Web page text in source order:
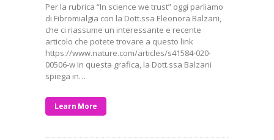
Per la rubrica “In science we trust” oggi parliamo
di Fibromialgia con la Dott.ssa Eleonora Balzani,
che ci riassume un interessante e recente
articolo che potete trovare a questo link
https://www.nature.com/articles/s41584-020-
00506-w In questa grafica, la Dott.ssa Balzani
spiega in…
Learn More